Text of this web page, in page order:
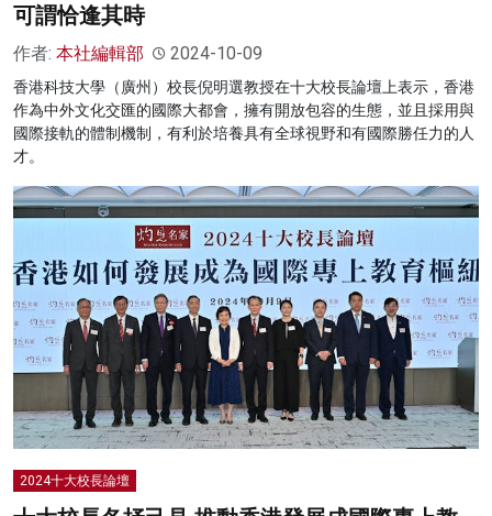
可謂恰逢其時
作者: 本社編輯部 2024-10-09
香港科技大學（廣州）校長倪明選教授在十大校長論壇上表示，香港
作為中外文化交匯的國際大都會，擁有開放包容的生態，並且採用與
國際接軌的體制機制，有利於培養具有全球視野和有國際勝任力的人
才。
2024十大校長論壇